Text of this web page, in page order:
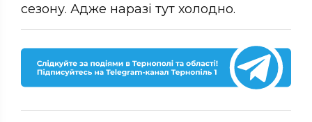
сезону. Адже наразі тут холодно.